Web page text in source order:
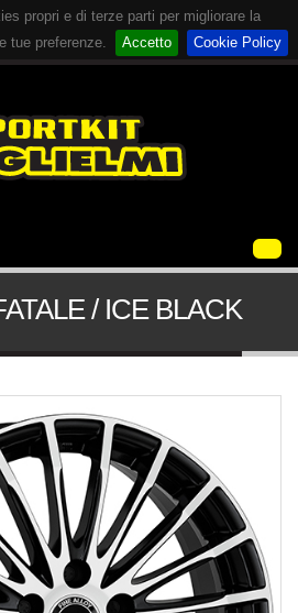
propri e di terze parti per migliorare la
tue preferenze.
Accetto Cookie Policy
/ ICE BLACK